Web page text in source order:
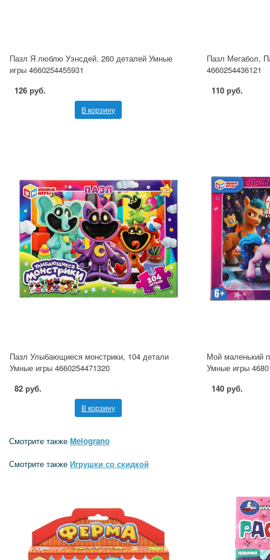
Пазл Я люблю Уэнсдей, 260 деталей Умные
игры 4660254455931
126 руб.
В корзину
Пазл Мегабол,
4660254436121
110 руб.
Пазл Улыбающиеся монстрики, 104 детали
Умные игры 4660254471320
82 руб.
В корзину
Мой маленький
Умные игры
140 руб.
Смотрите также Melograno
Смотрите также Игрушки со скидкой